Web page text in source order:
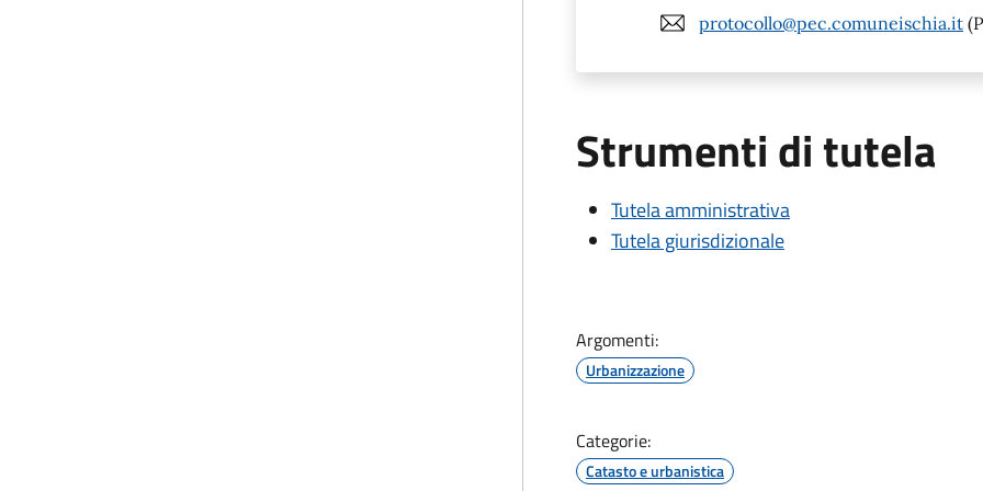
protocollo@pec.comuneischia.it
Strumenti di tutela
Tutela amministrativa
Tutela giurisdizionale
Argomenti:
Urbanizzazione
Categorie:
Catasto e urbanistica